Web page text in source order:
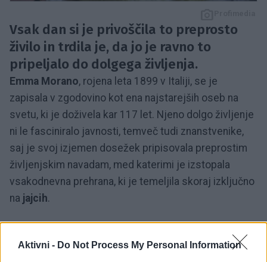
Aktivni - Do Not Process My Personal Information
Vsak dan si je privoščila to preprosto
živilo in trdila je, da jo je ravno to
pripeljalo do dolgega življenja.
Emma Morano, rojena leta 1899 v Italiji, se je
zapisala v zgodovino kot ena najstarejših oseb na
svetu, ki je doživela kar 117 let. Njeno dolgo življenje
ni le fasciniralo javnosti, temveč tudi znanstvenike,
saj je svoj izjemen dosežek pripisovala preprostim
življenjskim navadam, med katerimi je izstopala
vsakodnevna prehrana, ki je temeljila skoraj izključno
na jajcih.
Tri jajca na dan